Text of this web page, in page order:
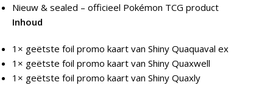
Nieuw & sealed – officieel Pokémon TCG product
Inhoud
1× geëtste foil promo kaart van Shiny Quaquaval ex
1× geëtste foil promo kaart van Shiny Quaxwell
1× geëtste foil promo kaart van Shiny Quaxly